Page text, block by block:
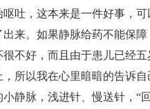
吐，这本来是一件好事，
来。如果静脉给药不能保
不好，而且由于患儿已经
所以我在心里暗暗的告诉
静脉，浅进针、慢送针，“